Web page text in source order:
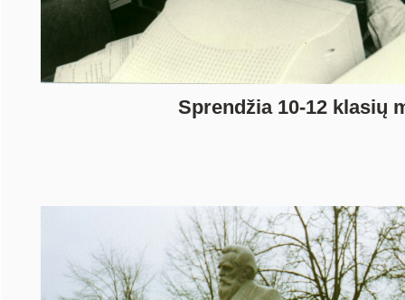
Sprendžia 10-12 klasių